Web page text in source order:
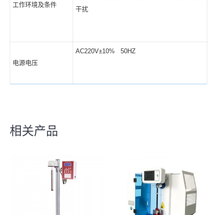
工作环境及条件
干扰
电源电压
AC220V±10% 50HZ
相关产品